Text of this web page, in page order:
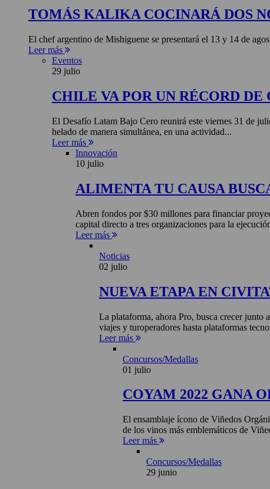
TOMÁS KALIKA COCINARÁ DOS
El chef argentino de Mishiguene se presentará el 13 y 14 de
Leer más
Eventos
29 julio
CHILE VA POR UN RÉCORD
El Desafío Latam Bajo Cero reunirá este viernes 31 de
helado de manera simultánea, en una actividad...
Leer más
Innovación
10 julio
ALIMENTA TU CAUSA
Abren fondos por $30 millones para financiar
capital directo a tres organizaciones para la
Leer más
Noticias
02 julio
NUEVA ETAPA EN
La plataforma, ahora Pro, busca crecer junto
viajes y turoperadores hasta plataformas
Leer más
Concursos/Medallas
01 julio
COYAM 2022 GANA
El ensamblaje ícono de Viñedos
de los vinos más emblemáticos de
Leer más
Concursos/Medallas
29 junio